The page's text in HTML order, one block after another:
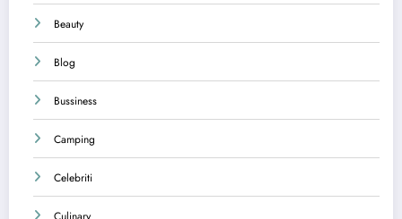
Beauty
Blog
Bussiness
Camping
Celebriti